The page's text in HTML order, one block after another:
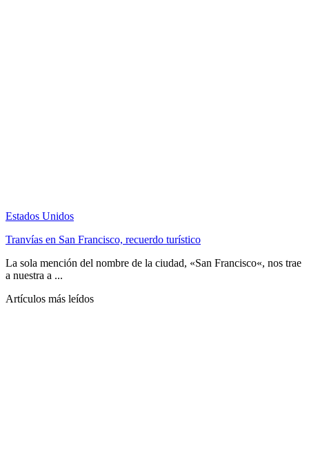
Estados Unidos
Tranvías en San Francisco, recuerdo turístico
La sola mención del nombre de la ciudad, «San Francisco«, nos trae
a nuestra a ...
Artículos más leídos